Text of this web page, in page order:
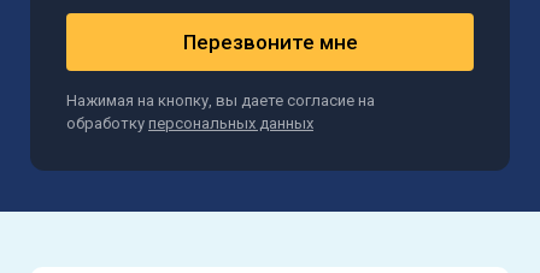
Перезвоните мне
Нажимая на кнопку, вы даете согласие на
обработку персональных данных